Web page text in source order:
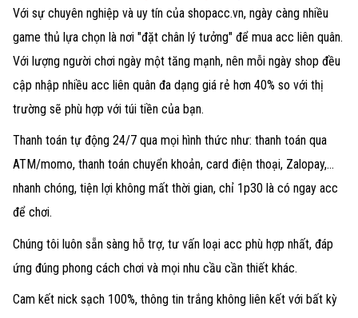
Với sự chuyên nghiệp và uy tín của shopacc.vn, ngày càng nhiều
game thủ lựa chọn là nơi "đặt chân lý tưởng" để mua acc liên quân.
Với lượng người chơi ngày một tăng mạnh, nên mỗi ngày shop đều
cập nhập nhiều acc liên quân đa dạng giá rẻ hơn 40% so với thị
trường sẽ phù hợp với túi tiền của bạn.
Thanh toán tự động 24/7 qua mọi hình thức như: thanh toán qua
ATM/momo, thanh toán chuyển khoản, card điện thoại, Zalopay,...
nhanh chóng, tiện lợi không mất thời gian, chỉ 1p30 là có ngay acc
để chơi.
Chúng tôi luôn sẵn sàng hỗ trợ, tư vấn loại acc phù hợp nhất, đáp
ứng đúng phong cách chơi và mọi nhu cầu cần thiết khác.
Cam kết nick sạch 100%, thông tin trắng không liên kết với bất kỳ